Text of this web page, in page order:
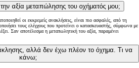
αξία μεταπώλησης του οχήματός μου;
οι εκκρεμείς ανακλήσεις, είναι πιο ασφαλές, από τη
τους ελέγχους που προτείνει ο κατασκευαστής, σύμφωνα με
Σαν αποτέλεσμα η μεταπωλητική του αξία, παραμένει
αλλά δεν έχω πλέον το όχημα. Τι να
κάνω;